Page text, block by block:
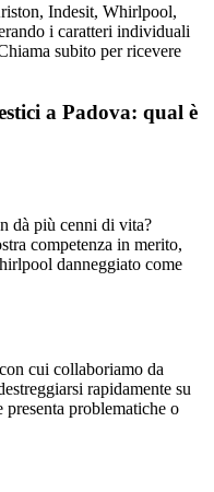
Indesit, Whirlpool,
i caratteri individuali
subito per ricevere
a Padova: qual è
dà più cenni di vita?
competenza in merito,
danneggiato come
cui collaboriamo da
rapidamente su
problematiche o